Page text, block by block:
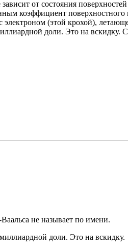
от состояния
коэффициент поверхностного
(этой крохой),
доли. Это на вскидку.
не называет по имени.
доли. Это на вскидку.